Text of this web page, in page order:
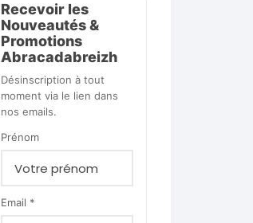
Recevoir les
Nouveautés &
Promotions
Abracadabreizh
Désinscription à tout
moment via le lien dans
nos emails.
Prénom
Email *